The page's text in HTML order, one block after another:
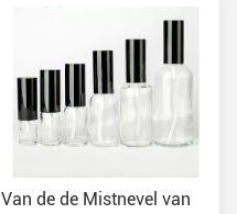
Van de de Mistnevel van